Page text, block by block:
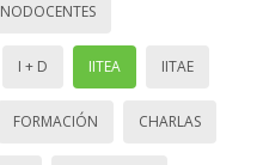
NODOCENTES
I + D IITEA IITAE
FORMACIÓN CHARLAS